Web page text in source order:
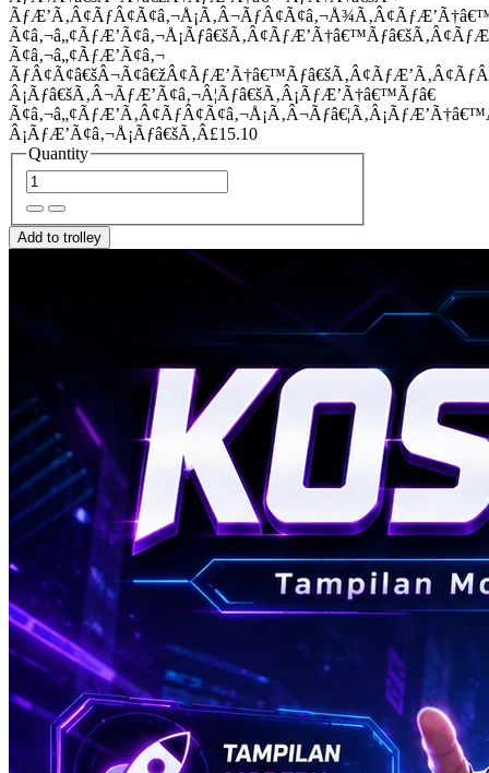
Ã¢â‚¬â„¢ÃƒÆ’Ã¢â‚¬
Â¡Ãƒâ€šÃ‚Â¬ÃƒÆ’Ã¢â‚¬Â¦Ãƒâ€šÃ‚Â¡ÃƒÆ’Ã†â€™Ãƒâ€
Â¡ÃƒÆ’Ã¢â‚¬Å¡Ãƒâ€šÃ‚Â£15.10
Quantity
Add to trolley